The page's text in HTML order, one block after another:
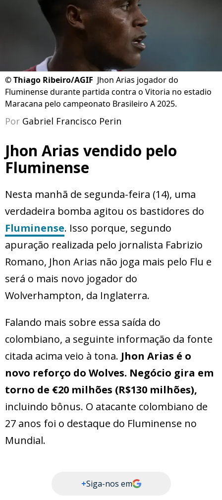
©Thiago Ribeiro/AGIF Jhon Arias jogador do
Fluminense durante partida contra o Vitoria no estadio
Maracana pelo campeonato Brasileiro A 2025.
Por Gabriel Francisco Perin
Jhon Arias vendido pelo
Fluminense
Nesta manhã de segunda-feira (14), uma
verdadeira bomba agitou os bastidores do
Fluminense. Isso porque, segundo
apuração realizada pelo jornalista Fabrizio
Romano, Jhon Arias não joga mais pelo Flu e
será o mais novo jogador do
Wolverhampton, da Inglaterra.
Falando mais sobre essa saída do
colombiano, a seguinte informação da fonte
citada acima veio à tona. Jhon Arias é o
novo reforço do Wolves. Negócio gira em
torno de €20 milhões (R$130 milhões),
incluindo bônus. O atacante colombiano de
27 anos foi o destaque do Fluminense no
Mundial.
+Siga-nos em